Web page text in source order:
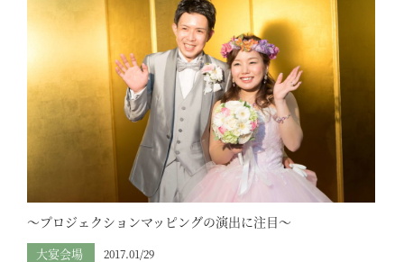
～プロジェクションマッピングの演出に注目～
大宴会場 2017.01/29